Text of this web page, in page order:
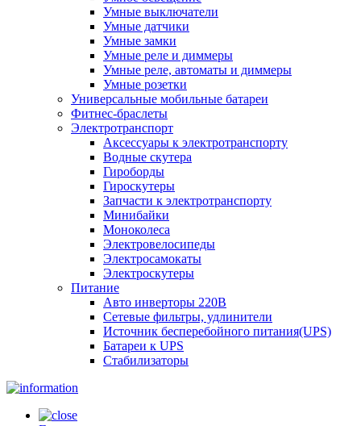
Умные выключатели
Умные датчики
Умные замки
Умные реле и диммеры
Умные реле, автоматы и диммеры
Умные розетки
Универсальные мобильные батареи
Фитнес-браслеты
Электротранспорт
Аксессуары к электротранспорту
Водные скутера
Гироборды
Гироскутеры
Запчасти к электротранспорту
Минибайки
Моноколеса
Электровелосипеды
Электросамокаты
Электроскутеры
Питание
Авто инверторы 220В
Сетевые фильтры, удлинители
Источник бесперебойного питания(UPS)
Батареи к UPS
Стабилизаторы